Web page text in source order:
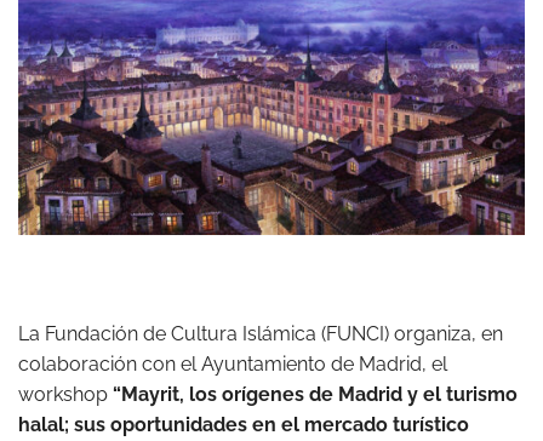
La Fundación de Cultura Islámica (FUNCI) organiza, en
colaboración con el Ayuntamiento de Madrid, el
workshop “Mayrit, los orígenes de Madrid y el turismo
halal; sus oportunidades en el mercado turístico